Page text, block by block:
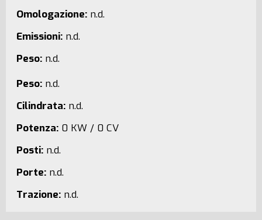
Omologazione: n.d.
Emissioni: n.d.
Peso: n.d.
Peso: n.d.
Cilindrata: n.d.
Potenza: 0 KW / 0 CV
Posti: n.d.
Porte: n.d.
Trazione: n.d.